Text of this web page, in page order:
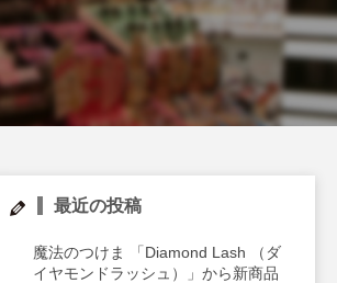
最近の投稿
魔法のつけま 「Diamond Lash （ダ
イヤモンドラッシュ）」から新商品